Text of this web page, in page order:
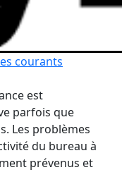
courants
est
parfois que
Les problèmes
du bureau à
prévenus et